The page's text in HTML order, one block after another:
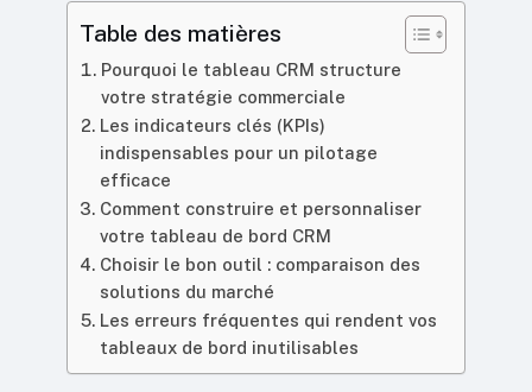
Table des matières
Pourquoi le tableau CRM structure
votre stratégie commerciale
Les indicateurs clés (KPIs)
indispensables pour un pilotage
efficace
Comment construire et personnaliser
votre tableau de bord CRM
Choisir le bon outil : comparaison des
solutions du marché
Les erreurs fréquentes qui rendent vos
tableaux de bord inutilisables